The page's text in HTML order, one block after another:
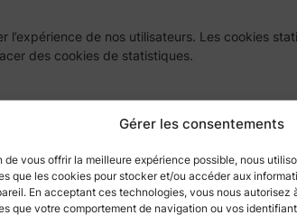
Gérer les consentements
de vous offrir la meilleure expérience possible, nous
que les cookies pour stocker et/ou accéder aux
En acceptant ces technologies, vous nous autorisez
que votre comportement de navigation ou vos
de nos utilisateurs. Les cookies
des cookies de statistiques.
toute autre forme de stockage local utilisés
à des fins de marketing similaires.
nous vous demandons votre consentement